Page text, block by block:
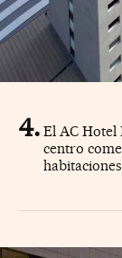
El AC Hotel
centro
habitaciones